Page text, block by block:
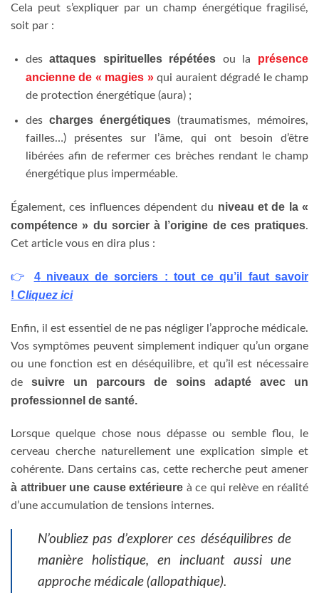
Cela peut s’expliquer par un champ énergétique fragilisé,
soit par :
desattaques spirituelles répétées ou la présence
ancienne de « magies »qui auraient dégradé le champ
de protection énergétique (aura) ;
des charges énergétiques(traumatismes, mémoires,
failles…) présentes sur l’âme, qui ont besoin d’être
libérées afin de refermer ces brèches rendant le champ
énergétique plus imperméable.
Également, ces influences dépendent du niveau et de la «
compétence » du sorcier à l’origine de ces pratiques.
Cet article vous en dira plus :
👉 4niveaux de sorciers : tout ce qu’il faut savoir
! Cliquez ici
Enfin, il est essentiel de ne pas négliger l’approche médicale.
Vos symptômes peuvent simplement indiquer qu’un organe
ou une fonction est en déséquilibre, et qu’il est nécessaire
de suivre un parcours de soins adapté avec un
professionnel de santé.
Lorsque quelque chose nous dépasse ou semble flou, le
cerveau cherche naturellement une explication simple et
cohérente. Dans certains cas, cette recherche peut amener
à attribuer une cause extérieure à ce qui relève en réalité
d’une accumulation de tensions internes.
N’oubliez pas d’explorer ces déséquilibres de
manière holistique, en incluant aussi une
approche médicale (allopathique).